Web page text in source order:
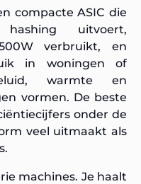
compacte ASIC die
hashing uitvoert,
verbruikt, en
in woningen of
warmte en
vormen. De beste
onder de
veel uitmaakt als
machines. Je haalt